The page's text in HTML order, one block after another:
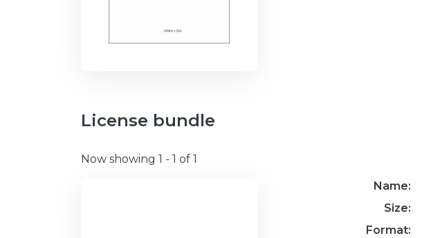
License bundle
Now showing 1 - 1 of 1
Name:
Size:
Format: